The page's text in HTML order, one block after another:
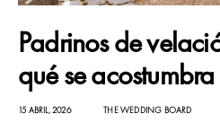
Padrinos de
qué se
15 ABRIL, 2026 THE WEDDING BOARD